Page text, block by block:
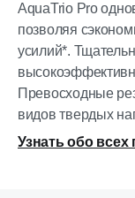
AquaTrio Pro
позволяя
усилий*.
Превосходные
видов твердых
Узнать обо